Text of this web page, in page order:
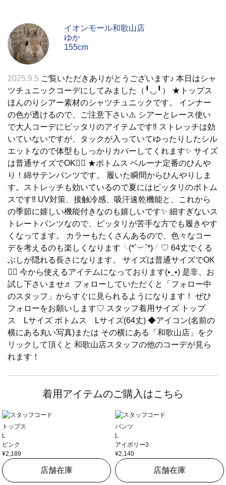
イオンモール和歌山店
ゆか
155cm
2025.9.5 ご覧いただきありがとうございます♪ 本日はシャ
ツチュニックコーデにしてみました（╹◡╹） ★トップス
ほんのりシアー素材のシャツチュニックです。 インナー
の色が透けるので、ご注意下さい⚠️ シアーとレース使い
で大人コーデにピッタリのアイテムです‼️ ストレッチは効
いていないですが、タックが入っていてゆったりしたシル
エットなので体型もしっかりカバーしてくれます✨ サイズ
は普通サイズでOK🙆‍♀️ ★ボトムス ベルーナ定番のひんや
り！綿サテンパンツです。 履いた瞬間からひんやりしま
す。ストレッチも効いているので夏にはピッタリのボトム
スです‼️ UV対策、接触冷感、吸汗速乾機能と、これから
の季節に嬉しい機能付きなのも嬉しいです✨ 細すぎないス
トレートパンツなので、ピッタリが苦手な方でも履きやす
くなってます。 カラーもたくさんあるので、色々なコー
デを考えるのも楽しくなります╰(*´︶`*)╯♡ 64丈でくる
ぶしが隠れる長さになります。 サイズは普通サイズでOK
🙆‍♀️ 今から使えるアイテムになっております(•‿•) 是非、お
試し下さいませ♬ フォローしていただくと「フォロー中
のスタッフ」からすぐに見られるようになります！ ぜひ
フォローをお願いします♡ スタッフ着用サイズ トップ
ス Lサイズ ボトムス Lサイズ(64丈) ◆アイコン(名前の
横にある丸い写真)または その横にある「和歌山店」をク
リックして頂くと 和歌山店スタッフの他のコーデが見ら
れます！
着用アイテムのご購入はこちら
トップス
L
ピンク
¥2,189
店舗在庫
パンツ
L
アイボリー3
¥2,140
店舗在庫